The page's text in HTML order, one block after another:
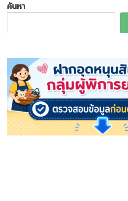
ค้นหา